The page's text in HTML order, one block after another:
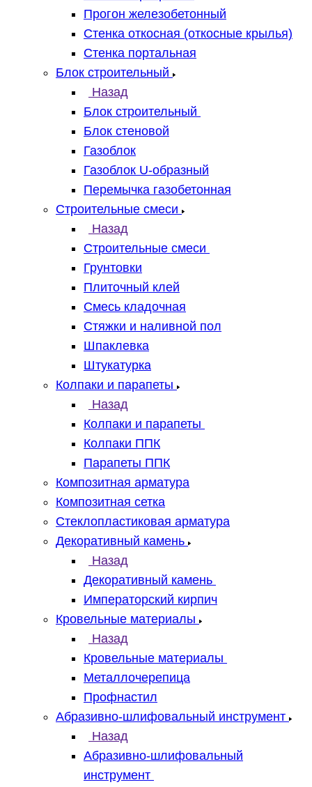
Прогон железобетонный
Стенка откосная (откосные крылья)
Стенка портальная
Блок строительный
Назад
Блок строительный
Блок стеновой
Газоблок
Газоблок U-образный
Перемычка газобетонная
Строительные смеси
Назад
Строительные смеси
Грунтовки
Плиточный клей
Смесь кладочная
Стяжки и наливной пол
Шпаклевка
Штукатурка
Колпаки и парапеты
Назад
Колпаки и парапеты
Колпаки ППК
Парапеты ППК
Композитная арматура
Композитная сетка
Стеклопластиковая арматура
Декоративный камень
Назад
Декоративный камень
Императорский кирпич
Кровельные материалы
Назад
Кровельные материалы
Металлочерепица
Профнастил
Абразивно-шлифовальный инструмент
Назад
Абразивно-шлифовальный
инструмент